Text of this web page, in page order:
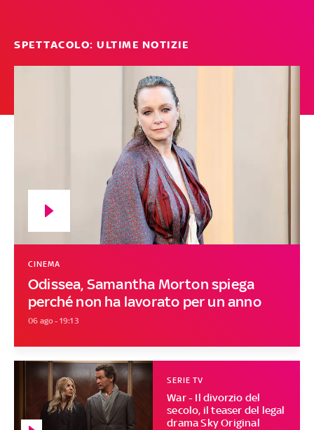
SPETTACOLO: ULTIME NOTIZIE
Odissea, Samantha Morton spiega
perché non ha lavorato per un anno
CINEMA
06 ago - 19:13
War - Il divorzio del
secolo, il teaser del legal
drama Sky Original
SERIE TV